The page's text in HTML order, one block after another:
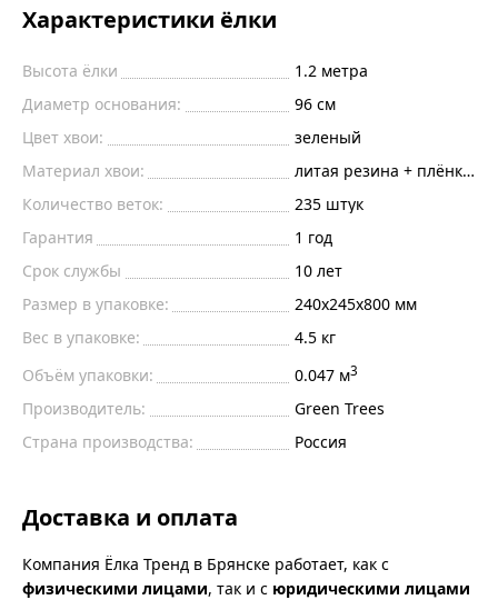
Характеристики ёлки
Высота ёлки 1.2 метра
Диаметр основания:
96 см
Цвет хвои:
зеленый
Материал хвои:
литая резина + плёнка
Количество веток:
235 штук
Гарантия
1 год
Срок службы
10 лет
Размер в упаковке:
240х245х800 мм
Вес в упаковке:
4.5 кг
Объём упаковки:
0.047 м3
Производитель:
Green Trees
Страна производства:
Россия
Доставка и оплата
Компания Ёлка Тренд в Брянске работает, как с
физическими лицами, так и с юридическими лицами